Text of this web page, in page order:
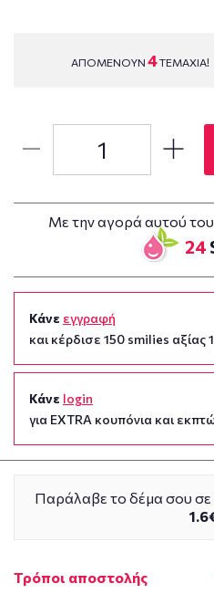
ΑΠΟΜΕΝΟΥΝ4ΤΕΜΑΧΙΑ!
Με την αγορά αυτού
24
Κάνε εγγραφή
και κέρδισε 150 smilies αξίας
Κάνε login
για EXTRA κουπόνια και
Παράλαβε το δέμα σου
Τρόποι αποστολής